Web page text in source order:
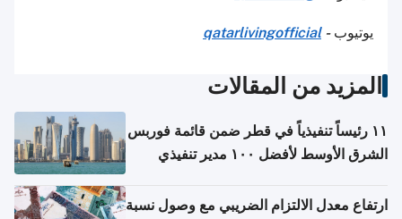
يوتيوب-
qatarlivingofficial
المزيد من المقالات
١١ رئيساً تنفيذياً في قطر ضمن قائمة فوربس
الشرق الأوسط لأفضل ١٠٠ مدير تنفيذي
ارتفاع معدل الالتزام الضريبي مع وصول نسبة